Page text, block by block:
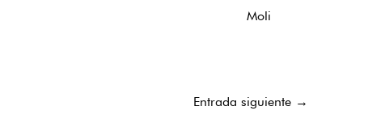
Moli
Entrada siguiente →